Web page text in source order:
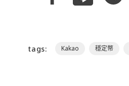
tags: Kakao 穩定幣